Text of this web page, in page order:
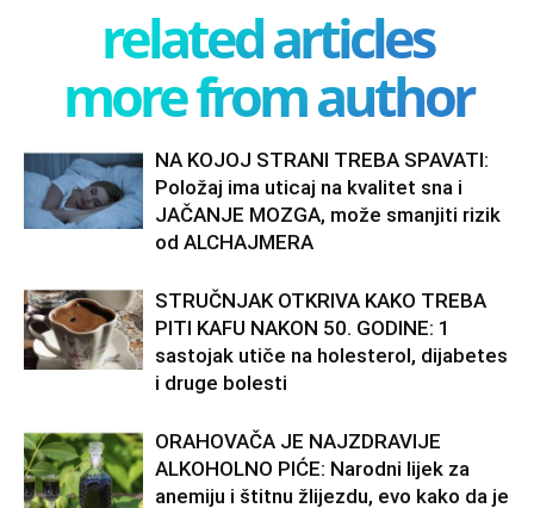
related articles
more from author
NA KOJOJ STRANI TREBA SPAVATI:
Položaj ima uticaj na kvalitet sna i
JAČANJE MOZGA, može smanjiti rizik
od ALCHAJMERA
STRUČNJAK OTKRIVA KAKO TREBA
PITI KAFU NAKON 50. GODINE: 1
sastojak utiče na holesterol, dijabetes
i druge bolesti
ORAHOVAČA JE NAJZDRAVIJE
ALKOHOLNO PIĆE: Narodni lijek za
anemiju i štitnu žlijezdu, evo kako da je